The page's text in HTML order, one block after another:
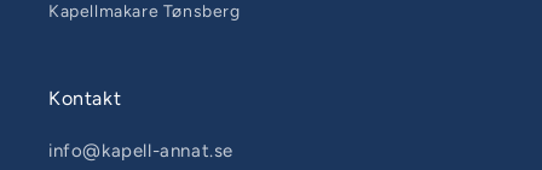
Kapellmakare Tønsberg
Kontakt
info@kapell-annat.se